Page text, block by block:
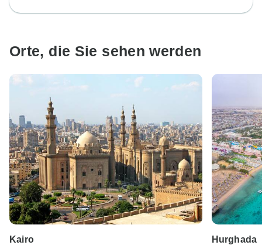
Orte, die Sie sehen werden
Kairo Hurghada